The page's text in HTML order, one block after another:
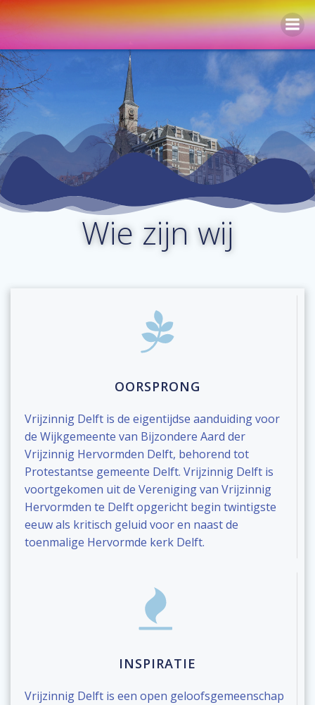
Naar
de
inhoud
Wie zijn wij
OORSPRONG
Vrijzinnig Delft is de eigentijdse aanduiding voor
de Wijkgemeente van Bijzondere Aard der
Vrijzinnig Hervormden Delft, behorend tot
Protestantse gemeente Delft. Vrijzinnig Delft is
voortgekomen uit de Vereniging van Vrijzinnig
Hervormden te Delft opgericht begin twintigste
eeuw als kritisch geluid voor en naast de
toenmalige Hervormde kerk Delft.
INSPIRATIE
Vrijzinnig Delft is een open geloofsgemeenschap